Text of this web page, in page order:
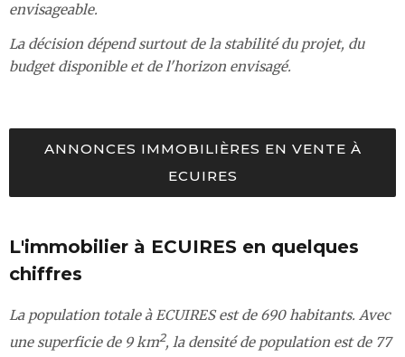
envisageable.
La décision dépend surtout de la stabilité du projet, du
budget disponible et de l'horizon envisagé.
ANNONCES IMMOBILIÈRES EN VENTE À
ECUIRES
L'immobilier à ECUIRES en quelques
chiffres
La population totale à ECUIRES est de 690 habitants. Avec
une superficie de 9 km2, la densité de population est de 77